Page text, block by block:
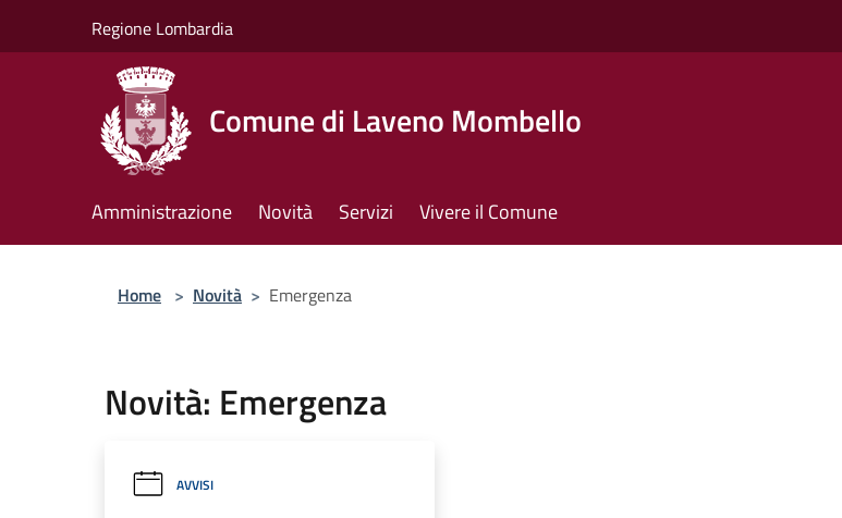
Regione Lombardia
Comune di Laveno Mombello
Amministrazione Novità Servizi Vivere il Comune
Home > Novità > Emergenza
Novità: Emergenza
AVVISI